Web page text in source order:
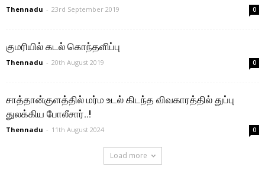
Thennadu - 23rd September 2019 0
குமரியில் கடல் கொந்தளிப்பு
Thennadu - 20th August 2019 0
சாத்தான்குளத்தில் மர்ம உடல் கிடந்த விவகாரத்தில் துப்பு
துலக்கிய போலீசார்..!
Thennadu - 11th August 2024 0
Load more